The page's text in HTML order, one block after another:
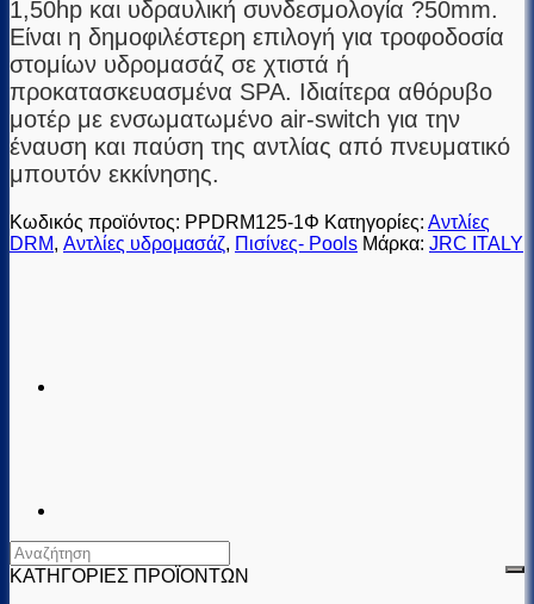
1,50hp και υδραυλική συνδεσμολογία ?50mm.
Είναι η δημοφιλέστερη επιλογή για τροφοδοσία
στομίων υδρομασάζ σε χτιστά ή
προκατασκευασμένα SPA. Ιδιαίτερα αθόρυβο
μοτέρ με ενσωματωμένο air-switch για την
έναυση και παύση της αντλίας από πνευματικό
μπουτόν εκκίνησης.
Κωδικός προϊόντος: PPDRM125-1Φ Κατηγορίες: Αντλίες
DRM, Αντλίες υδρομασάζ, Πισίνες- Pools Μάρκα: JRC ITALY
ΚΑΤΗΓΟΡΙΕΣ ΠΡΟΪΟΝΤΩΝ